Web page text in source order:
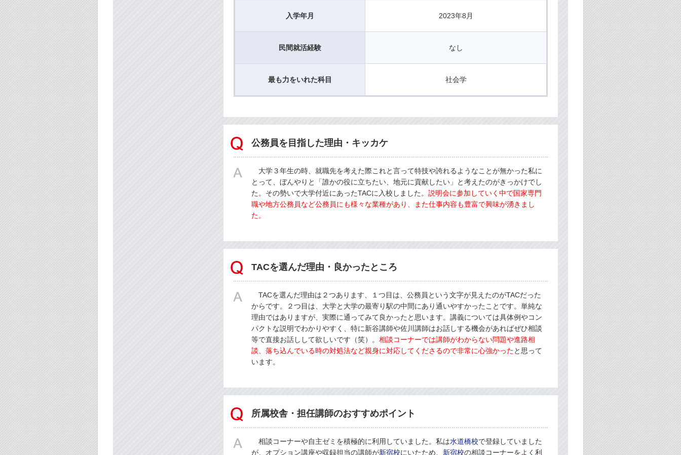
入学年月 2023年8月
民間就活経験 なし
最も力をいれた科目 社会学
公務員を目指した理由・キッカケ
大学３年生の時、就職先を考えた際これと言って特技や誇れるようなことが無かった私に
とって、ぼんやりと「誰かの役に立ちたい、地元に貢献したい」と考えたのがきっかけでし
た。その勢いで大学付近にあったTACに入校しました。 説明会に参加していく中で国家専門
職や地方公務員など公務員にも様々な業種があり、また仕事内容も豊富で興味が湧きまし
た。
TACを選んだ理由・良かったところ
TACを選んだ理由は２つあります、１つ目は、公務員という文字が見えたのがTACだった
からです。２つ目は、大学と大学の最寄り駅の中間にあり通いやすかったことです。単純な
理由ではありますが、実際に通ってみて良かったと思います。講義については具体例やコン
パクトな説明でわかりやすく、特に新谷講師や佐川講師はお話しする機会があればぜひ相談
等で直接お話しして欲しいです（笑）。 相談コーナーでは講師がわからない問題や進路相
談、落ち込んでいる時の対処法など親身に対応してくださるので非常に心強かったと思って
います。
所属校舎・担任講師のおすすめポイント
相談コーナーや自主ゼミを積極的に利用していました。私は水道橋校で登録していました
が、オプション講座や収録担当の講師が新宿校にいたため、 新宿校の相談コーナーをよく利